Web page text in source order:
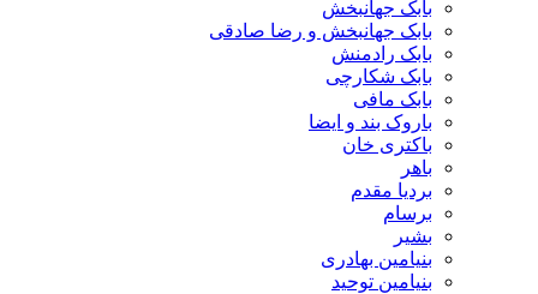
بابک جهانبخش
بابک جهانبخش و رضا صادقی
بابک رادمنش
بابک شکارچی
بابک مافی
باروک بند و ایضا
باکتری خان
باهر
بردیا مقدم
برسام
بشیر
بنیامین بهادری
بنیامین توحید